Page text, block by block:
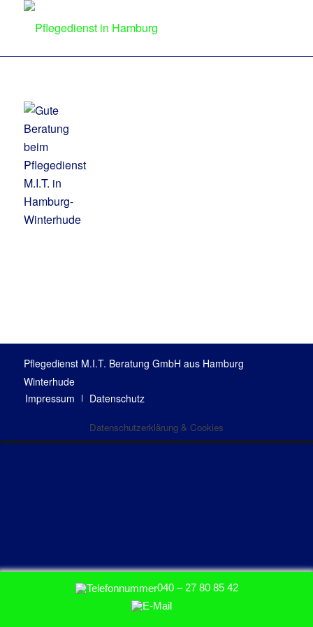
Pflegedienst M.I.T. Beratung GmbH aus Hamburg
Winterhude
Impressum
Datenschutz
Datenschutzerklärung & Cookies
040 – 27 80 85 42